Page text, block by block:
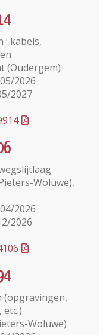
: kabels,
(Oudergem)
2026
2027
Woluwe),
2026
2026
(opgravingen,
Woluwe)